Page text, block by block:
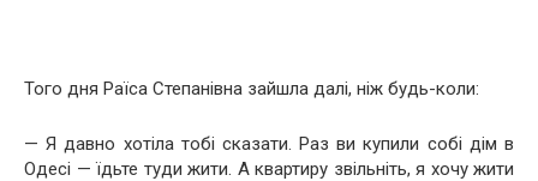
Того дня Раїса Степанівна зайшла далі, ніж будь-коли:
— Я давно хотіла тобі сказати. Раз ви купили собі дім в
Одесі — їдьте туди жити. А квартиру звільніть, я хочу жити